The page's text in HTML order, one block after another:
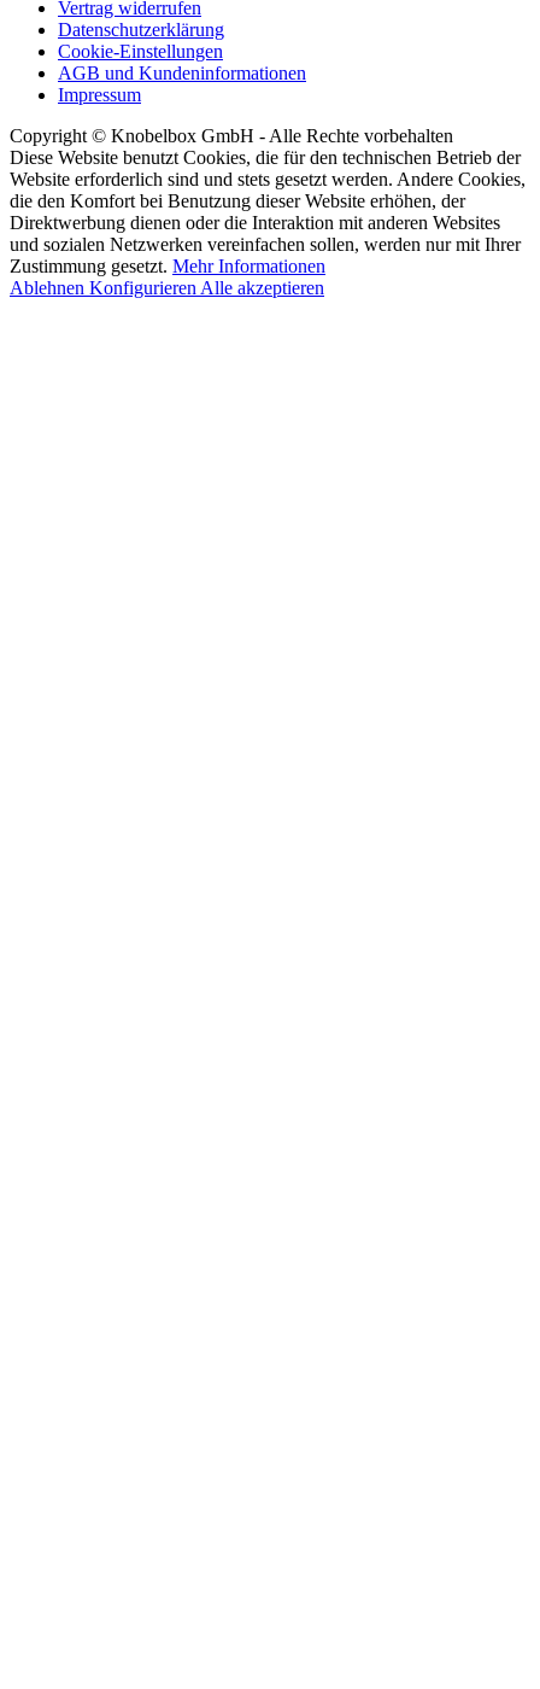
Vertrag widerrufen
Datenschutzerklärung
Cookie-Einstellungen
AGB und Kundeninformationen
Impressum
Copyright © Knobelbox GmbH - Alle Rechte vorbehalten
Diese Website benutzt Cookies, die für den technischen Betrieb der
Website erforderlich sind und stets gesetzt werden. Andere Cookies,
die den Komfort bei Benutzung dieser Website erhöhen, der
Direktwerbung dienen oder die Interaktion mit anderen Websites
und sozialen Netzwerken vereinfachen sollen, werden nur mit Ihrer
Zustimmung gesetzt. Mehr Informationen
Ablehnen Konfigurieren Alle akzeptieren